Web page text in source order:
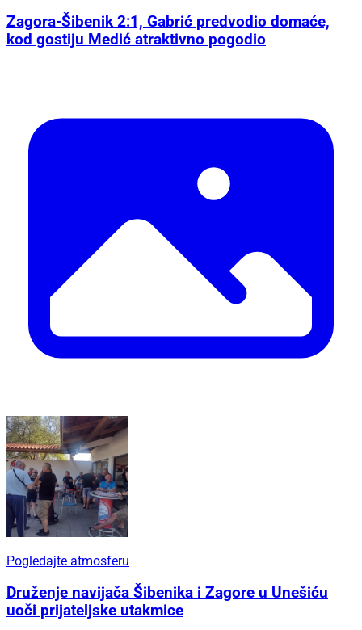
Zagora-Šibenik 2:1, Gabrić predvodio domaće,
kod gostiju Medić atraktivno pogodio
Pogledajte atmosferu
Druženje navijača Šibenika i Zagore u Unešiću
uoči prijateljske utakmice